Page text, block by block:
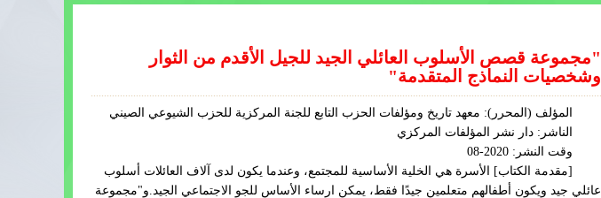
"مجموعة قصص الأسلوب العائلي الجيد للجيل الأقدم من الثوار
وشخصيات النماذج المتقدمة"
المؤلف (المحرر): معهد تاريخ ومؤلفات الحزب التابع للجنة المركزية للحزب الشيوعي الصيني
الناشر: دار نشر المؤلفات المركزي
وقت النشر: 2020-08
[مقدمة الكتاب] الأسرة هي الخلية الأساسية للمجتمع، وعندما يكون لدى آلاف العائلات أسلوب
عائلي جيد ويكون أطفالهم متعلمين جيدًا فقط، يمكن ارساء الأساس للجو الاجتماعي الجيد.و"مجموعة